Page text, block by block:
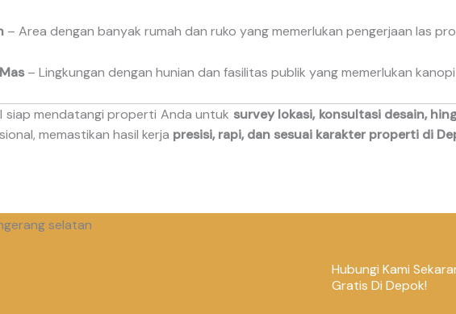
– Area dengan banyak rumah dan ruko yang memerlukan pengerjaan las
– Lingkungan dengan hunian dan fasilitas publik yang memerlukan
siap mendatangi properti Anda untuk survey lokasi, konsultasi desain,
memastikan hasil kerja presisi, rapi, dan sesuai karakter properti di
Hubungi Kami
Gratis Di Depok!